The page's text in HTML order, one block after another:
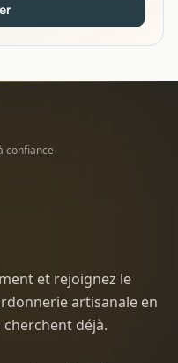
confiance
et rejoignez le
artisanale en
déjà.